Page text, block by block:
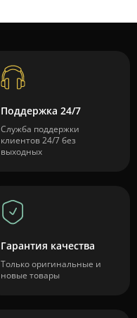
Поддержка 24/7
Служба поддержки
клиентов 24/7 без
выходных
Гарантия качества
Только оригинальные и
новые товары